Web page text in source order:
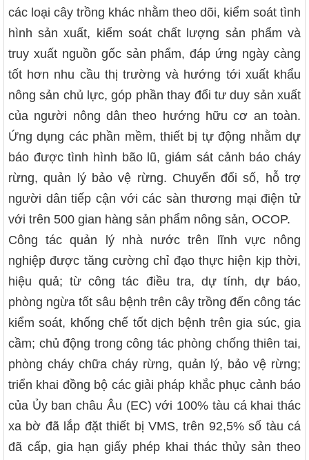
các loại cây trồng khác nhằm theo dõi, kiểm soát tình
hình sản xuất, kiểm soát chất lượng sản phẩm và
truy xuất nguồn gốc sản phẩm, đáp ứng ngày càng
tốt hơn nhu cầu thị trường và hướng tới xuất khẩu
nông sản chủ lực, góp phần thay đổi tư duy sản xuất
của người nông dân theo hướng hữu cơ an toàn.
Ứng dụng các phần mềm, thiết bị tự động nhằm dự
báo được tình hình bão lũ, giám sát cảnh báo cháy
rừng, quản lý bảo vệ rừng. Chuyển đổi số, hỗ trợ
người dân tiếp cận với các sàn thương mại điện tử
với trên 500 gian hàng sản phẩm nông sản, OCOP.
Công tác quản lý nhà nước trên lĩnh vực nông
nghiệp được tăng cường chỉ đạo thực hiện kịp thời,
hiệu quả; từ công tác điều tra, dự tính, dự báo,
phòng ngừa tốt sâu bệnh trên cây trồng đến công tác
kiểm soát, khống chế tốt dịch bệnh trên gia súc, gia
cầm; chủ động trong công tác phòng chống thiên tai,
phòng cháy chữa cháy rừng, quản lý, bảo vệ rừng;
triển khai đồng bộ các giải pháp khắc phục cảnh báo
của Ủy ban châu Âu (EC) với 100% tàu cá khai thác
xa bờ đã lắp đặt thiết bị VMS, trên 92,5% số tàu cá
đã cấp, gia hạn giấy phép khai thác thủy sản theo